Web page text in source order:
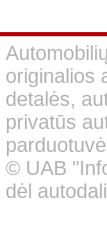
originalios
detalės,
privatūs
© UAB
dėl